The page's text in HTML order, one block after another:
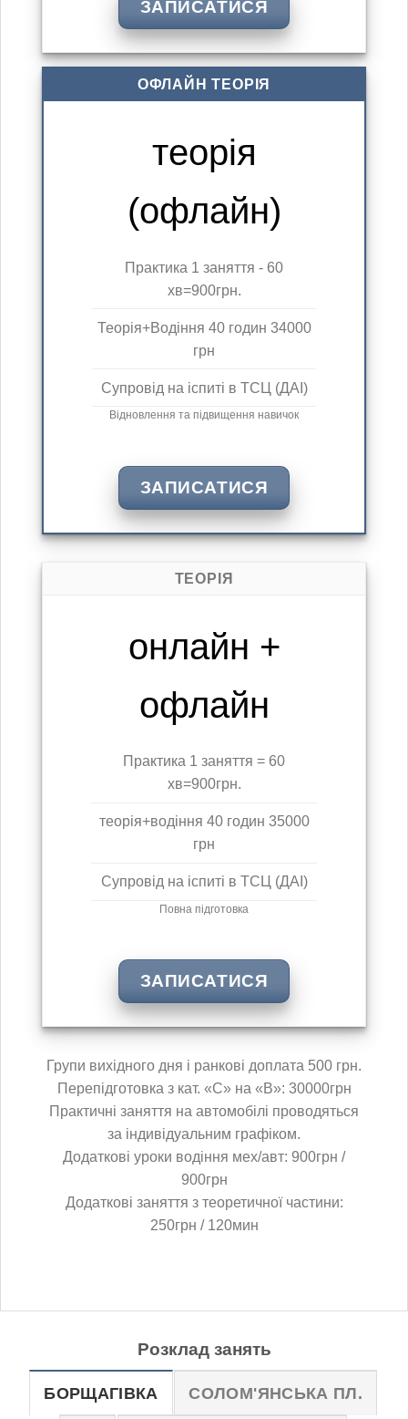
ЗАПИСАТИСЯ
ОФЛАЙН ТЕОРІЯ
теорія
(офлайн)
Практика 1 заняття - 60
хв=900грн.
Теорія+Водіння 40 годин 34000
грн
Супровід на іспиті в ТСЦ (ДАІ)
Відновлення та підвищення навичок
ЗАПИСАТИСЯ
ТЕОРІЯ
онлайн +
офлайн
Практика 1 заняття = 60
хв=900грн.
теорія+водіння 40 годин 35000
грн
Супровід на іспиті в ТСЦ (ДАІ)
Повна підготовка
ЗАПИСАТИСЯ
Групи вихідного дня і ранкові доплата 500 грн.
Перепідготовка з кат. «С» на «В»: 30000грн
Практичні заняття на автомобілі проводяться
за індивідуальним графіком.
Додаткові уроки водіння мех/авт: 900грн /
900грн
Додаткові заняття з теоретичної частини:
250грн / 120мин
Розклад занять
БОРЩАГІВКА СОЛОМ'ЯНСЬКА ПЛ.